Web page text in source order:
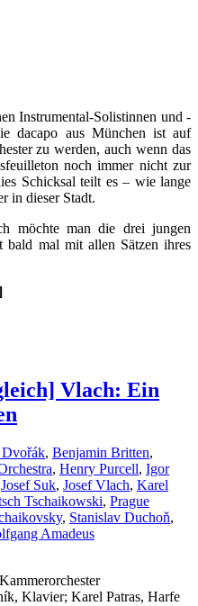
Instrumental-Solistinnen und -
dacapo aus München ist auf
zu werden, auch wenn das
noch immer nicht zur
Schicksal teilt es – wie lange
in dieser Stadt.
möchte man die drei jungen
bald mal mit allen Sätzen ihres
Vlach: Ein
, Benjamin Britten,
, Henry Purcell, Igor
Josef Suk, Josef Vlach, Karel
Tschaikowski, Prague
, Stanislav Duchoň,
Amadeus
Klavier; Karel Patras, Harfe